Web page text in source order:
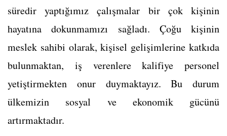
süredir yaptığımız çalışmalar bir çok kişinin
hayatına dokunmamızı sağladı. Çoğu kişinin
meslek sahibi olarak, kişisel gelişimlerine katkıda
bulunmaktan, iş verenlere kalifiye personel
yetiştirmekten onur duymaktayız. Bu durum
ülkemizin sosyal ve ekonomik gücünü
artırmaktadır.